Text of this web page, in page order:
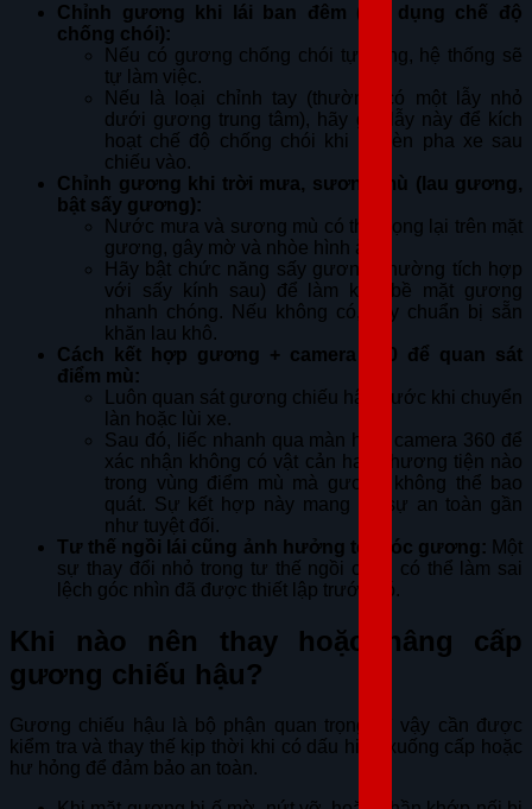
Chỉnh gương khi lái ban đêm (sử dụng chế độ
chống chói):
Nếu có gương chống chói tự động, hệ thống sẽ
tự làm việc.
Nếu là loại chỉnh tay (thường có một lẫy nhỏ
dưới gương trung tâm), hãy gạt lẫy này để kích
hoạt chế độ chống chói khi bị đèn pha xe sau
chiếu vào.
Chỉnh gương khi trời mưa, sương mù (lau gương,
bật sấy gương):
Nước mưa và sương mù có thể đọng lại trên mặt
gương, gây mờ và nhòe hình ảnh.
Hãy bật chức năng sấy gương (thường tích hợp
với sấy kính sau) để làm khô bề mặt gương
nhanh chóng. Nếu không có, hãy chuẩn bị sẵn
khăn lau khô.
Cách kết hợp gương + camera 360 để quan sát
điểm mù:
Luôn quan sát gương chiếu hậu trước khi chuyển
làn hoặc lùi xe.
Sau đó, liếc nhanh qua màn hình camera 360 để
xác nhận không có vật cản hay phương tiện nào
trong vùng điểm mù mà gương không thể bao
quát. Sự kết hợp này mang lại sự an toàn gần
như tuyệt đối.
Tư thế ngồi lái cũng ảnh hưởng tới góc gương: Một
sự thay đổi nhỏ trong tư thế ngồi cũng có thể làm sai
lệch góc nhìn đã được thiết lập trước đó.
Khi nào nên thay hoặc nâng cấp
gương chiếu hậu?
Gương chiếu hậu là bộ phận quan trọng, vì vậy cần được
kiểm tra và thay thế kịp thời khi có dấu hiệu xuống cấp hoặc
hư hỏng để đảm bảo an toàn.